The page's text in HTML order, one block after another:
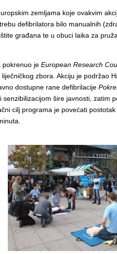
zemljama koje ovakvim
defibrilatora bilo manualnih
građana te u obuci laika za
pokrenuo je European Research
zbora. Akciju je podržao
dostupne rane defibrilacije
šire javnosti, zatim
cilj programa je povećati